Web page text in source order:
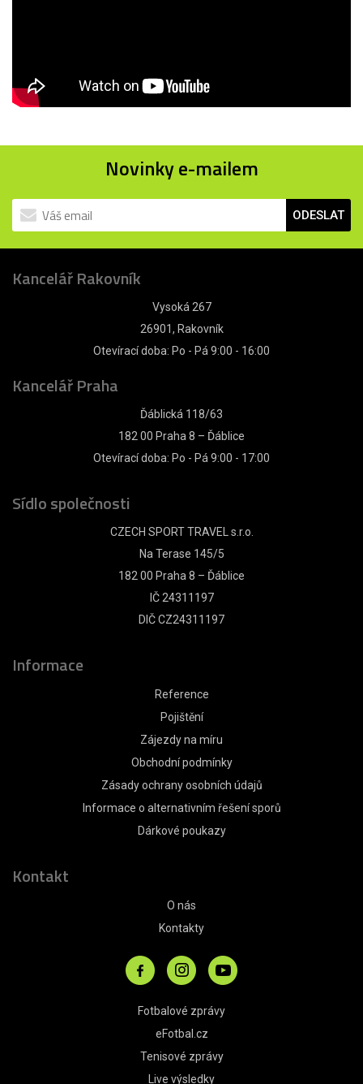
Novinky e-mailem
ODESLAT
Kancelář Rakovník
Vysoká 267
26901, Rakovník
Otevírací doba: Po - Pá 9:00 - 16:00
Kancelář Praha
Ďáblická 118/63
182 00 Praha 8 – Ďáblice
Otevírací doba: Po - Pá 9:00 - 17:00
Sídlo společnosti
CZECH SPORT TRAVEL s.r.o.
Na Terase 145/5
182 00 Praha 8 – Ďáblice
IČ 24311197
DIČ CZ24311197
Informace
Reference
Pojištění
Zájezdy na míru
Obchodní podmínky
Zásady ochrany osobních údajů
Informace o alternativním řešení sporů
Dárkové poukazy
Kontakt
O nás
Kontakty
Fotbalové zprávy
eFotbal.cz
Tenisové zprávy
Live výsledky